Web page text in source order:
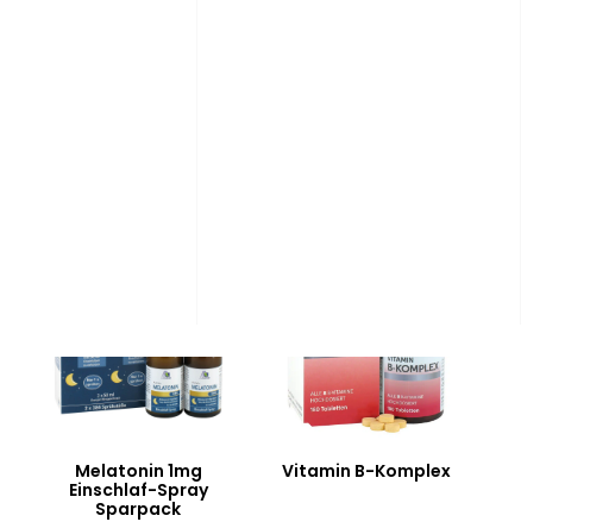
Melatonin 1mg
Einschlaf-Spray
Sparpack
Vitamin B-Komplex